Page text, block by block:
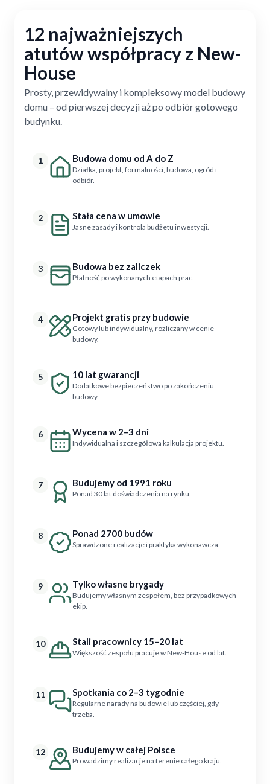
12 najważniejszych
atutów współpracy z New-
House
Prosty, przewidywalny i kompleksowy model budowy
domu – od pierwszej decyzji aż po odbiór gotowego
budynku.
1 Budowa domu od A do Z
Działka, projekt, formalności, budowa, ogród i
odbiór.
2 Stała cena w umowie
Jasne zasady i kontrola budżetu inwestycji.
3 Budowa bez zaliczek
Płatność po wykonanych etapach prac.
4 Projekt gratis przy budowie
Gotowy lub indywidualny, rozliczany w cenie
budowy.
5 10 lat gwarancji
Dodatkowe bezpieczeństwo po zakończeniu
budowy.
6 Wycena w 2–3 dni
Indywidualna i szczegółowa kalkulacja projektu.
7 Budujemy od 1991 roku
Ponad 30 lat doświadczenia na rynku.
8 Ponad 2700 budów
Sprawdzone realizacje i praktyka wykonawcza.
9 Tylko własne brygady
Budujemy własnym zespołem, bez przypadkowych
ekip.
10 Stali pracownicy 15–20 lat
Większość zespołu pracuje w New-House od lat.
11 Spotkania co 2–3 tygodnie
Regularne narady na budowie lub częściej, gdy
trzeba.
12 Budujemy w całej Polsce
Prowadzimy realizacje na terenie całego kraju.